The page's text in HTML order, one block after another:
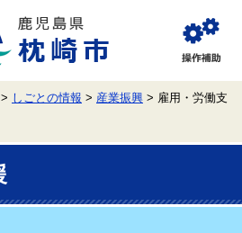
覧
補
助
> しごとの情報 > 産業振興 > 雇用・労働支